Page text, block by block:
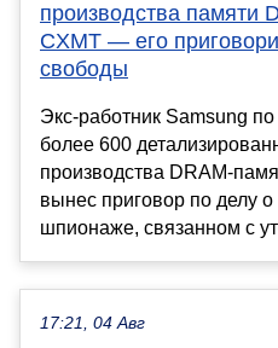
производства памяти
CXMT — его
свободы
Экс-работник Samsung
более 600
производства DRAM-
вынес приговор по делу
шпионаже, связанном с
17:21, 04 Авг